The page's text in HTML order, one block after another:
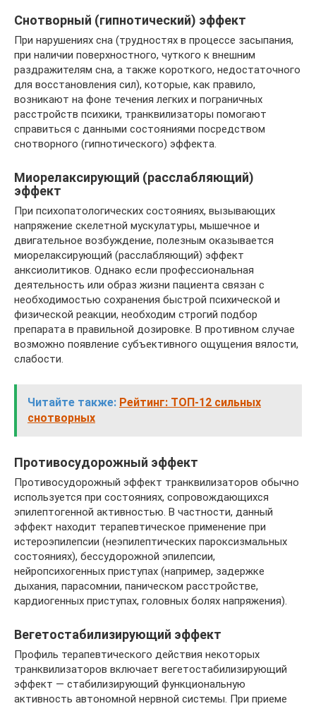
Снотворный (гипнотический) эффект
При нарушениях сна (трудностях в процессе засыпания,
при наличии поверхностного, чуткого к внешним
раздражителям сна, а также короткого, недостаточного
для восстановления сил), которые, как правило,
возникают на фоне течения легких и пограничных
расстройств психики, транквилизаторы помогают
справиться с данными состояниями посредством
снотворного (гипнотического) эффекта.
Миорелаксирующий (расслабляющий)
эффект
При психопатологических состояниях, вызывающих
напряжение скелетной мускулатуры, мышечное и
двигательное возбуждение, полезным оказывается
миорелаксирующий (расслабляющий) эффект
анксиолитиков. Однако если профессиональная
деятельность или образ жизни пациента связан с
необходимостью сохранения быстрой психической и
физической реакции, необходим строгий подбор
препарата в правильной дозировке. В противном случае
возможно появление субъективного ощущения вялости,
слабости.
Читайте также: Рейтинг: ТОП-12 сильных
снотворных
Противосудорожный эффект
Противосудорожный эффект транквилизаторов обычно
используется при состояниях, сопровождающихся
эпилептогенной активностью. В частности, данный
эффект находит терапевтическое применение при
истероэпилепсии (неэпилептических пароксизмальных
состояниях), бессудорожной эпилепсии,
нейропсихогенных приступах (например, задержке
дыхания, парасомнии, паническом расстройстве,
кардиогенных приступах, головных болях напряжения).
Вегетостабилизирующий эффект
Профиль терапевтического действия некоторых
транквилизаторов включает вегетостабилизирующий
эффект — стабилизирующий функциональную
активность автономной нервной системы. При приеме